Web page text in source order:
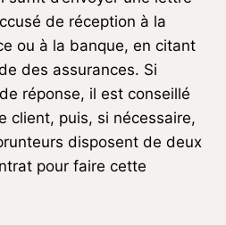
de réception à la
ou à la banque, en citant
des assurances. Si
réponse, il est conseillé
client, puis, si nécessaire,
disposent de deux
pour faire cette